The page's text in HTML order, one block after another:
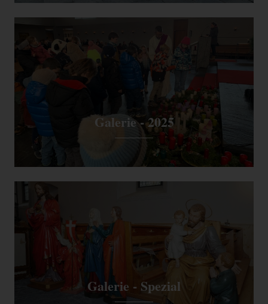
Galerie - 2025
Galerie - Spezial